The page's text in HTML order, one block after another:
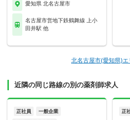
愛知県 北名古屋市
名古屋市営地下鉄鶴舞線 上小
田井駅 他
北名古屋市(愛知県)
近隣の同じ路線の別の薬剤師求人
正社員 一般企業 正